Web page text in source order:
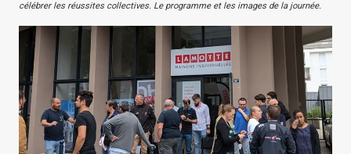
célébrer les réussites collectives. Le programme et les images de la journée.